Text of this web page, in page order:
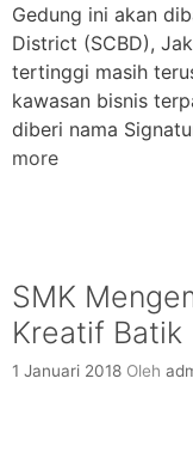
Gedung ini akan
District (SCBD),
tertinggi masih
kawasan bisnis
diberi nama
more
SMK
Kreatif Batik
1 Januari 2018 Oleh